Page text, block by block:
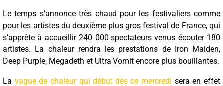
Le temps s'annonce très chaud pour les festivaliers comme
pour les artistes du deuxième plus gros festival de France, qui
s'apprête à accueillir 240 000 spectateurs venus écouter 180
artistes. La chaleur rendra les prestations de Iron Maiden,
Deep Purple, Megadeth et Ultra Vomit encore plus bouillantes.
La vague de chaleur qui début dès ce mercredi sera en effet